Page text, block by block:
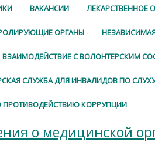
ВАКАНСИИ ЛЕКАРСТВЕННОЕ
ОРГАНЫ
ВЗАИМОДЕЙСТВИЕ С ВОЛОНТЕРСКИМ
СЛУЖБА ДЛЯ ИНВАЛИДОВ ПО
КОРРУПЦИИ
о медицинской